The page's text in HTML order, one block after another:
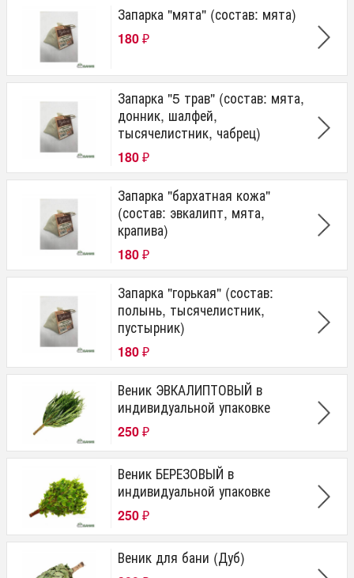
Запарка "мята" (состав: мята)
180 ₽
Запарка "5 трав" (состав: мята,
донник, шалфей,
тысячелистник, чабрец)
180 ₽
Запарка "бархатная кожа"
(состав: эвкалипт, мята,
крапива)
180 ₽
Запарка "горькая" (состав:
полынь, тысячелистник,
пустырник)
180 ₽
Веник ЭВКАЛИПТОВЫЙ в
индивидуальной упаковке
250 ₽
Веник БЕРЕЗОВЫЙ в
индивидуальной упаковке
250 ₽
Веник для бани (Дуб)